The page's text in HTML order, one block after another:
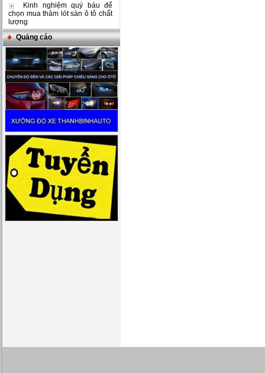
Kinh nghiệm quý báu để
chọn mua thảm lót sàn ô tô chất
lượng
Quảng cáo